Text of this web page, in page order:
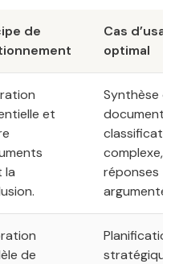
de
Cas
optimal
et
la
Synthèse
documents,
complexe,
réponses
de
Planification
stratégique,